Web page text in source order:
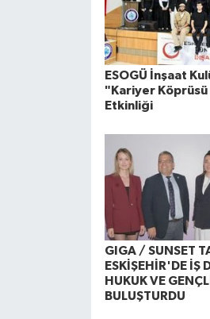
ESOGÜ İnşaat
"Kariyer
Etkinliği
GIGA / SUNSET
ESKİŞEHİR'DE İŞ
HUKUK VE
BULUŞTURDU